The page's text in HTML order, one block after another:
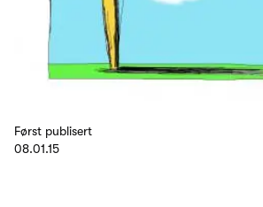
Først publisert
08.01.15